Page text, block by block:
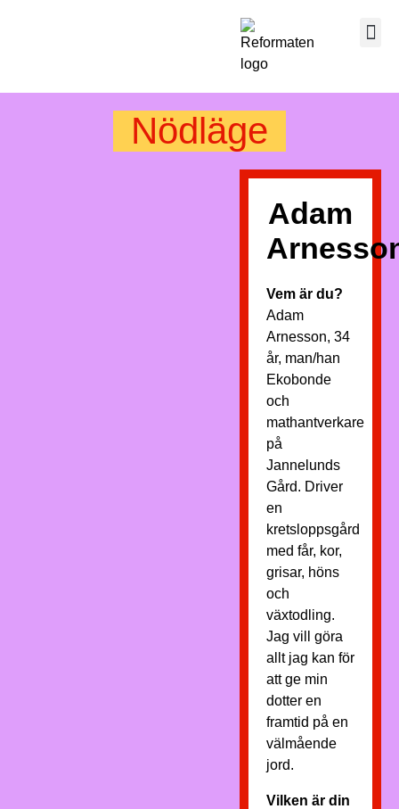
Nödläge
Adam
Vem är du?
Adam
Arnesson, 34
år, man/han
Ekobonde
och
mathantverkare
på
Jannelunds
Gård. Driver
en
kretsloppsgård
med får, kor,
grisar, höns
och
växtodling.
Jag vill göra
allt jag kan för
att ge min
dotter en
framtid på en
välmående
jord.
Vilken är din